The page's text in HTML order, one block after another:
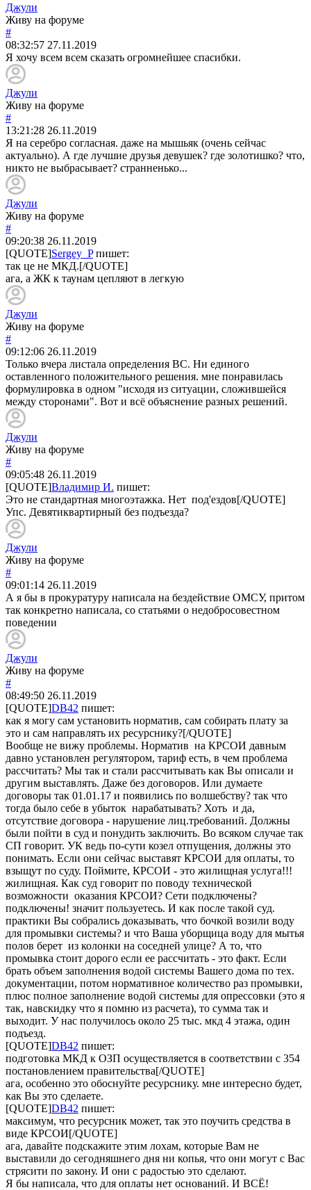
Джули
Живу на форуме
#
08:32:57 27.11.2019
Я хочу всем всем сказать огромнейшее спасибки.
Джули
Живу на форуме
#
13:21:28 26.11.2019
Я на серебро согласная. даже на мышьяк (очень сейчас
актуально). А где лучшие друзья девушек? где золотишко? что,
никто не выбрасывает? странненько...
Джули
Живу на форуме
#
09:20:38 26.11.2019
[QUOTE]Sergey_Pпишет:
так це не МКД.[/QUOTE]
ага, а ЖК к таунам цепляют в легкую
Джули
Живу на форуме
#
09:12:06 26.11.2019
Только вчера листала определения ВС. Ни единого
оставленного положительного решения. мне понравилась
формулировка в одном "исходя из ситуации, сложившейся
между сторонами". Вот и всё объяснение разных решений.
Джули
Живу на форуме
#
09:05:48 26.11.2019
[QUOTE]Владимир И. пишет:
Это не стандартная многоэтажка. Нет под'ездов[/QUOTE]
Упс. Девятиквартирный без подъезда?
Джули
Живу на форуме
#
09:01:14 26.11.2019
А я бы в прокуратуру написала на бездействие ОМСУ, притом
так конкретно написала, со статьями о недобросовестном
поведении
Джули
Живу на форуме
#
08:49:50 26.11.2019
[QUOTE]DB42 пишет:
как я могу сам установить норматив, сам собирать плату за
это и сам направлять их ресурснику?[/QUOTE]
Вообще не вижу проблемы. Норматив на КРСОИ давным
давно установлен регулятором, тариф есть, в чем проблема
рассчитать? Мы так и стали рассчитывать как Вы описали и
другим выставлять. Даже без договоров. Или думаете
договоры так 01.01.17 и появились по волшебству? так что
тогда было себе в убыток нарабатывать? Хоть и да,
отсутствие договора - нарушение лиц.требований. Должны
были пойти в суд и понудить заключить. Во всяком случае так
СП говорит. УК ведь по-сути козел отпущения, должны это
понимать. Если они сейчас выставят КРСОИ для оплаты, то
взыщут по суду. Поймите, КРСОИ - это жилищная услуга!!!
жилищная. Как суд говорит по поводу технической
возможности оказания КРСОИ? Сети подключены?
подключены! значит пользуетесь. И как после такой суд.
практики Вы собрались доказывать, что бочкой возили воду
для промывки системы? и что Ваша уборщица воду для мытья
полов берет из колонки на соседней улице? А то, что
промывка стоит дорого если ее рассчитать - это факт. Если
брать объем заполнения водой системы Вашего дома по тех.
документации, потом нормативное количество раз промывки,
плюс полное заполнение водой системы для опрессовки (это я
так, навскидку что я помню из расчета), то сумма так и
выходит. У нас получилось около 25 тыс. мкд 4 этажа, один
подъезд.
[QUOTE]DB42 пишет:
подготовка МКД к ОЗП осуществляется в соответствии с 354
постановлением правительства[/QUOTE]
ага, особенно это обоснуйте ресурснику. мне интересно будет,
как Вы это сделаете.
[QUOTE]DB42 пишет:
максимум, что ресурсник может, так это поучить средства в
виде КРСОИ[/QUOTE]
ага, давайте подскажите этим лохам, которые Вам не
выставили до сегодняшнего дня ни копья, что они могут с Вас
стрясити по закону. И они с радостью это сделают.
Я бы написала, что для оплаты нет оснований. И ВСЁ!